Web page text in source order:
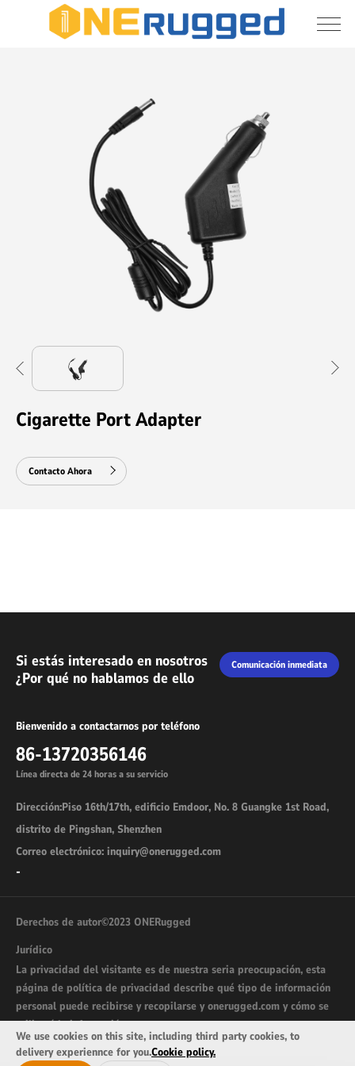
Cigarette Port Adapter
Contacto Ahora
Si estás interesado en nosotros
¿Por qué no hablamos de ello
Comunicación inmediata
Bienvenido a contactarnos por teléfono
86-13720356146
Línea directa de 24 horas a su servicio
Dirección:Piso 16th/17th, edificio Emdoor, No. 8 Guangke 1st Road,
distrito de Pingshan, Shenzhen
Correo electrónico: inquiry@onerugged.com
-
Derechos de autor©2023 ONERugged
Jurídico
La privacidad del visitante es de nuestra seria preocupación, esta
página de política de privacidad describe qué tipo de información
personal puede recibirse y recopilarse y onerugged.com y cómo se
utilizará la información.
sitemap
We use cookies on this site, including third party cookies, to
delivery experiennce for you.Cookie policy.